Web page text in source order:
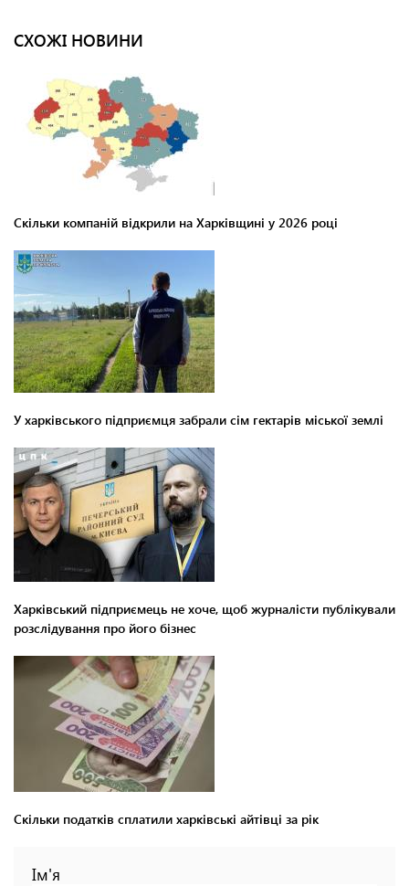
СХОЖІ НОВИНИ
Скільки компаній відкрили на Харківщині у 2026 році
У харківського підприємця забрали сім гектарів міської землі
Харківський підприємець не хоче, щоб журналісти публікували
розслідування про його бізнес
Скільки податків сплатили харківські айтівці за рік
Ім'я